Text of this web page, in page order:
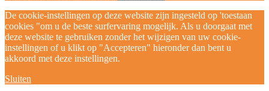
De cookie-instellingen op deze website zijn ingesteld op 'toestaan
cookies "om u de beste surfervaring mogelijk. Als u doorgaat met
deze website te gebruiken zonder het wijzigen van uw cookie-
instellingen of u klikt op "Accepteren" hieronder dan bent u
akkoord met deze instellingen.
Sluiten